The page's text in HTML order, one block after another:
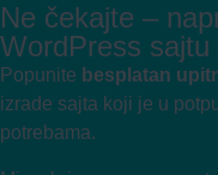
Ne čekajte –
WordPress
Popunite besplatan
izrade sajta koji je u
potrebama.